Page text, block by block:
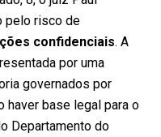
pelo risco de
confidenciais. A
por uma
governados por
haver base legal para o
Departamento do